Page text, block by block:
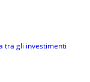
tra gli investimenti